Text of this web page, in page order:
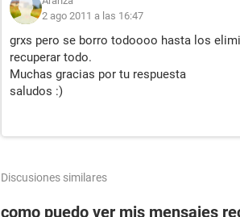
2 ago 2011 a las 16:47
grxs pero se borro todoooo hasta los
recuperar todo.
Muchas gracias por tu respuesta
saludos :)
Discusiones similares
como puedo ver mis mensajes